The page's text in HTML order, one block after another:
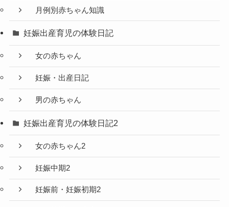
月例別赤ちゃん知識
妊娠出産育児の体験日記
女の赤ちゃん
妊娠・出産日記
男の赤ちゃん
妊娠出産育児の体験日記2
女の赤ちゃん2
妊娠中期2
妊娠前・妊娠初期2